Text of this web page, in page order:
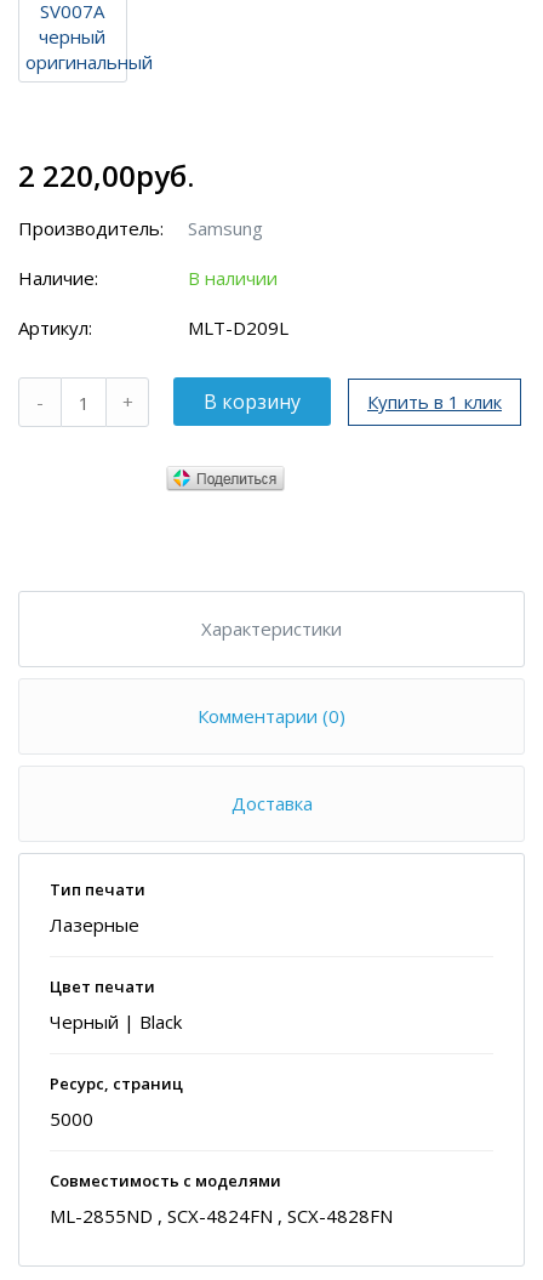
2 220,00руб.
Производитель: Samsung
Наличие: В наличии
Артикул: MLT-D209L
Купить в 1 клик
Характеристики
Комментарии (0)
Доставка
Тип печати
Лазерные
Цвет печати
Черный | Black
Ресурс, страниц
5000
Совместимость с моделями
ML-2855ND , SCX-4824FN , SCX-4828FN